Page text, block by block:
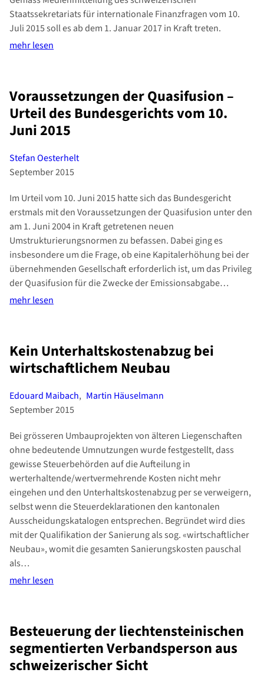
Staatssekretariats für internationale Finanzfragen vom 10.
Juli 2015 soll es ab dem 1. Januar 2017 in Kraft treten.
mehr lesen
Voraussetzungen der Quasifusion –
Urteil des Bundesgerichts vom 10.
Juni 2015
Stefan Oesterhelt
September 2015
Im Urteil vom 10. Juni 2015 hatte sich das Bundesgericht
erstmals mit den Voraussetzungen der Quasifusion unter den
am 1. Juni 2004 in Kraft getretenen neuen
Umstrukturierungsnormen zu befassen. Dabei ging es
insbesondere um die Frage, ob eine Kapitalerhöhung bei der
übernehmenden Gesellschaft erforderlich ist, um das Privileg
der Quasifusion für die Zwecke der Emissionsabgabe…
mehr lesen
Kein Unterhaltskostenabzug bei
wirtschaftlichem Neubau
Edouard Maibach, Martin Häuselmann
September 2015
Bei grösseren Umbauprojekten von älteren Liegenschaften
ohne bedeutende Umnutzungen wurde festgestellt, dass
gewisse Steuerbehörden auf die Aufteilung in
werterhaltende/wertvermehrende Kosten nicht mehr
eingehen und den Unterhaltskostenabzug per se verweigern,
selbst wenn die Steuerdeklarationen den kantonalen
Ausscheidungskatalogen entsprechen. Begründet wird dies
mit der Qualifikation der Sanierung als sog. «wirtschaftlicher
Neubau», womit die gesamten Sanierungskosten pauschal
als…
mehr lesen
Besteuerung der liechtensteinischen
segmentierten Verbandsperson aus
schweizerischer Sicht